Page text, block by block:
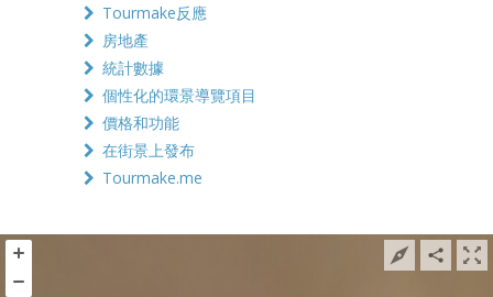
Tourmake反應
房地產
統計數據
個性化的環景導覽項目
價格和功能
在街景上發布
Tourmake.me